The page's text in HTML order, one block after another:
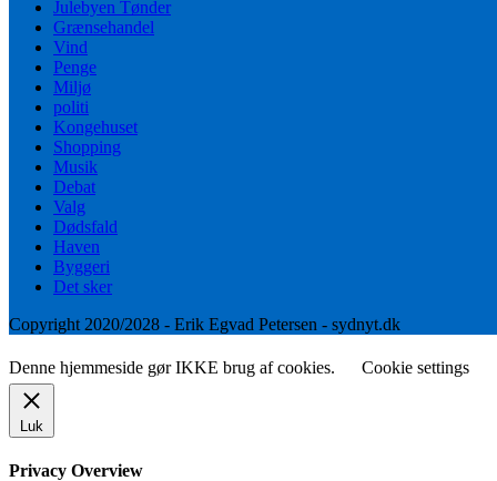
Julebyen Tønder
Grænsehandel
Vind
Penge
Miljø
politi
Kongehuset
Shopping
Musik
Debat
Valg
Dødsfald
Haven
Byggeri
Det sker
Copyright 2020/2028 - Erik Egvad Petersen - sydnyt.dk
Denne hjemmeside gør IKKE brug af cookies. Cookie settings
Luk
Privacy Overview